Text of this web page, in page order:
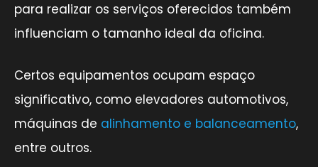
para realizar os serviços oferecidos também
influenciam o tamanho ideal da oficina.
Certos equipamentos ocupam espaço
significativo, como elevadores automotivos,
máquinas de alinhamento e balanceamento,
entre outros.